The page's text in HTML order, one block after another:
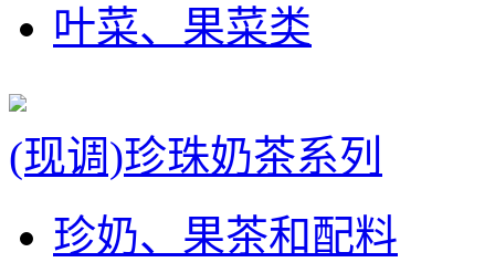
叶菜、果菜类
(现调)珍珠奶茶系列
珍奶、果茶和配料